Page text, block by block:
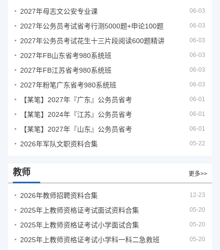
2027年母志文公安专业课 06-03
2027年公务员考试省考行测5000题+申论100题 06-03
2027年公务员考试花生十三片段阅读600题精讲 06-03
2027年FB山东省考980系统班 06-03
2027年FB江苏省考980系统班 06-03
2027年粉笔广东省考980系统班 06-03
【某笔】2027年『广东』公务员省考 06-01
【某笔】2024年『江苏』公务员省考 06-01
【某笔】2027年『山东』公务员省考 06-01
2026年军队文职资料合集 05-22
教师 更多>>
2026年教师招聘资料合集 12-23
2025年上教师资格证考试面试资料合集 05-20
2025年上教师资格证考试小学面试合集 05-20
2025年上教师资格证考试小学科一科二急救班 05-20